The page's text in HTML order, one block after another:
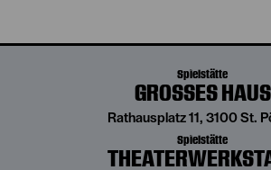
Spielstätte
GROSSES HAUS
Rathausplatz 11, 3100 St.
Spielstätte